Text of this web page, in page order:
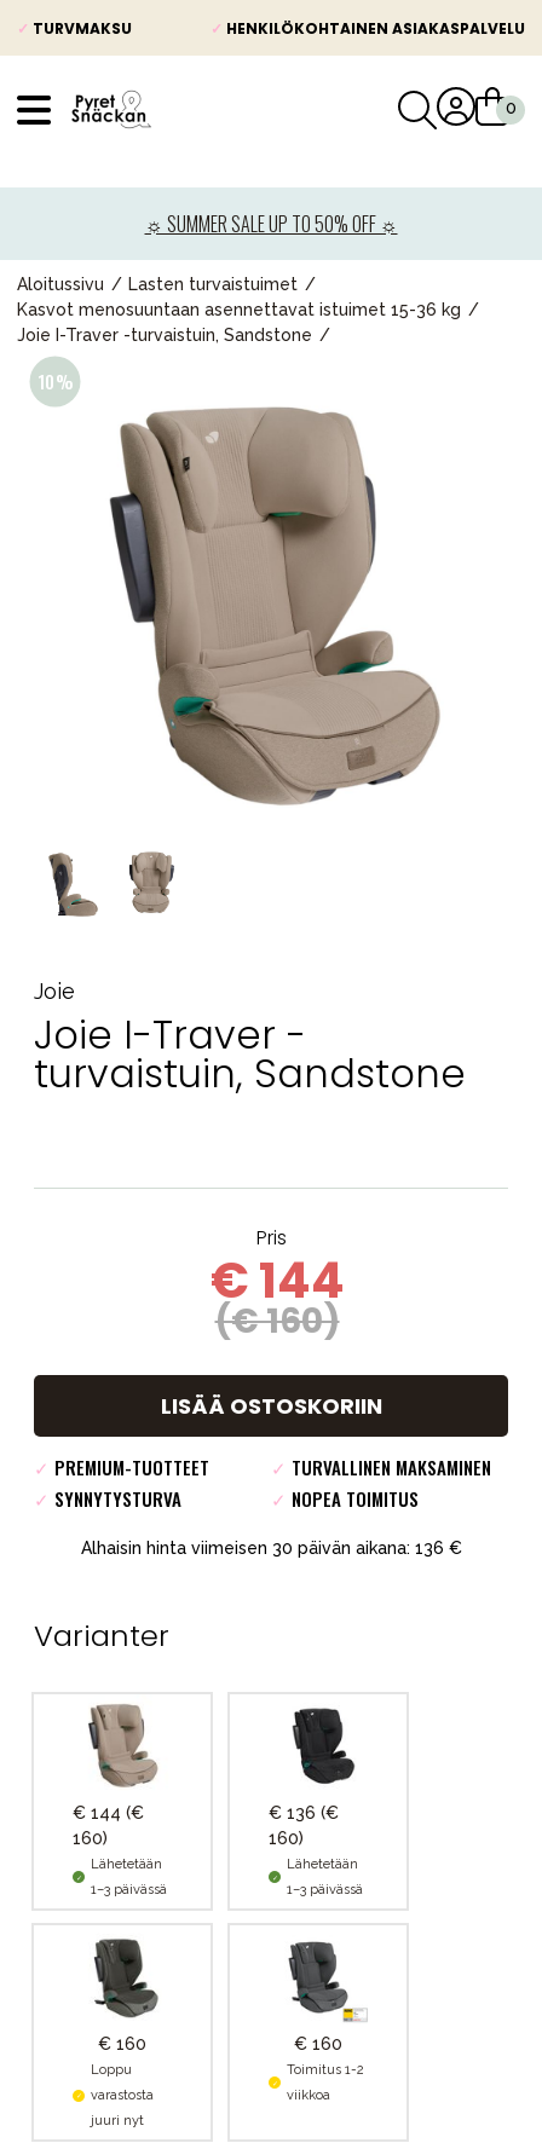
✓ TURVMAKSU ✓ HENKILÖKOHTAINEN ASIAKASPALVELU
☼ SUMMER SALE UP TO 50% OFF ☼
Aloitussivu
Lasten turvaistuimet
Kasvot menosuuntaan asennettavat istuimet 15-36 kg
Joie I-Traver -turvaistuin, Sandstone
Joie
Joie I-Traver -
turvaistuin, Sandstone
Pris
€ 144
(€ 160)
LISÄÄ OSTOSKORIIN
✓ PREMIUM-TUOTTEET ✓ TURVALLINEN MAKSAMINEN
✓ SYNNYTYSTURVA ✓ NOPEA TOIMITUS
Alhaisin hinta viimeisen 30 päivän aikana: 136 €
Varianter
€ 144 (€
160)
Lähetetään
1–3 päivässä
€ 136 (€
160)
Lähetetään
1–3 päivässä
€ 160
Loppu
varastosta
juuri nyt
€ 160
Toimitus 1-2
viikkoa
Lastenvaunut
Lasten turvaistuimet
Vauvan paketti
Lelut ja pelit
Äiti & Isä
Huonekalut & vuodevaatteet
Tarvikkeet
Varaosat
Kampanjat
Lahjavinkkejä
Suosikit
Tavaramerkit
Aurinko ja uinti